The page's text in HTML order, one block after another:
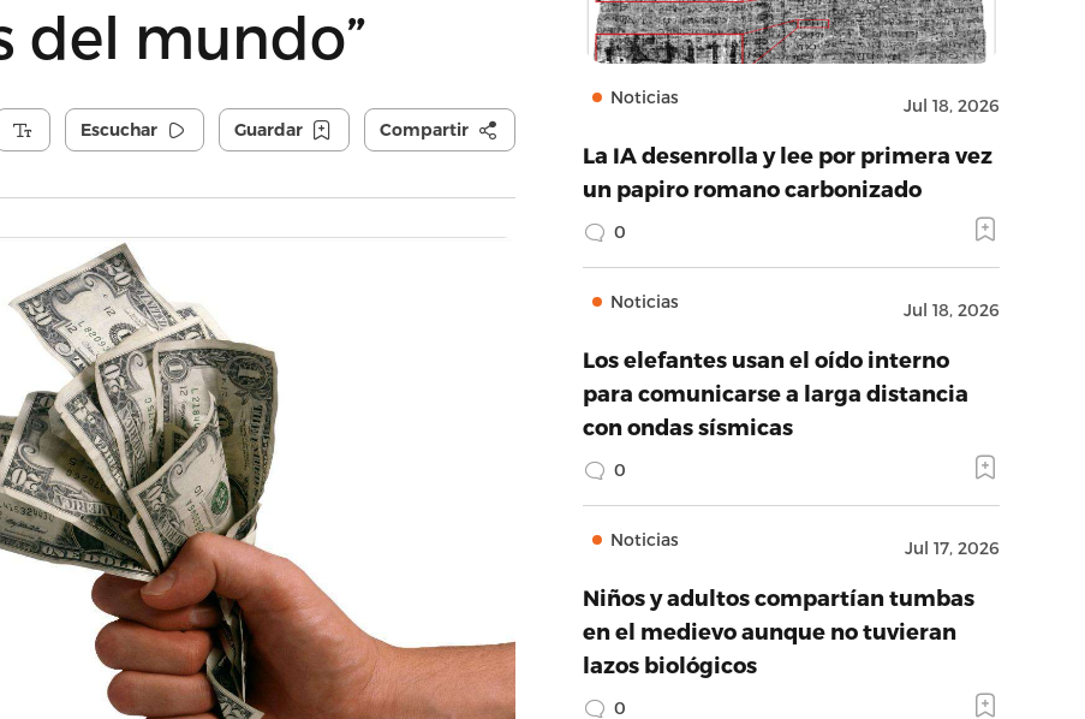
del mundo”
Escuchar Guardar Compartir
Noticias Jul 18, 2026
La IA desenrolla y lee por primera vez
un papiro romano carbonizado
0
Noticias Jul 18, 2026
Los elefantes usan el oído interno
para comunicarse a larga distancia
con ondas sísmicas
0
Noticias Jul 17, 2026
Niños y adultos compartían tumbas
en el medievo aunque no tuvieran
lazos biológicos
0